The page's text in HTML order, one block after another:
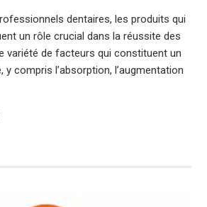
dentaires, les produits qui
un rôle crucial dans la réussite des
variété de facteurs qui constituent un
y compris l’absorption, l’augmentation